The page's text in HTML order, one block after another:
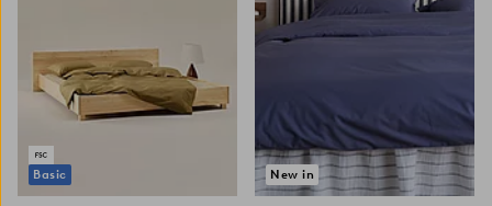
Basic New in